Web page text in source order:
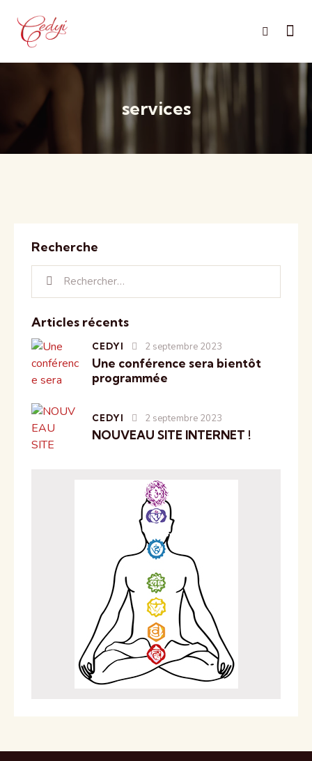
services
Recherche
Articles récents
CEDYI 2 septembre 2023
Une conférence sera bientôt
programmée
CEDYI 2 septembre 2023
NOUVEAU SITE INTERNET !